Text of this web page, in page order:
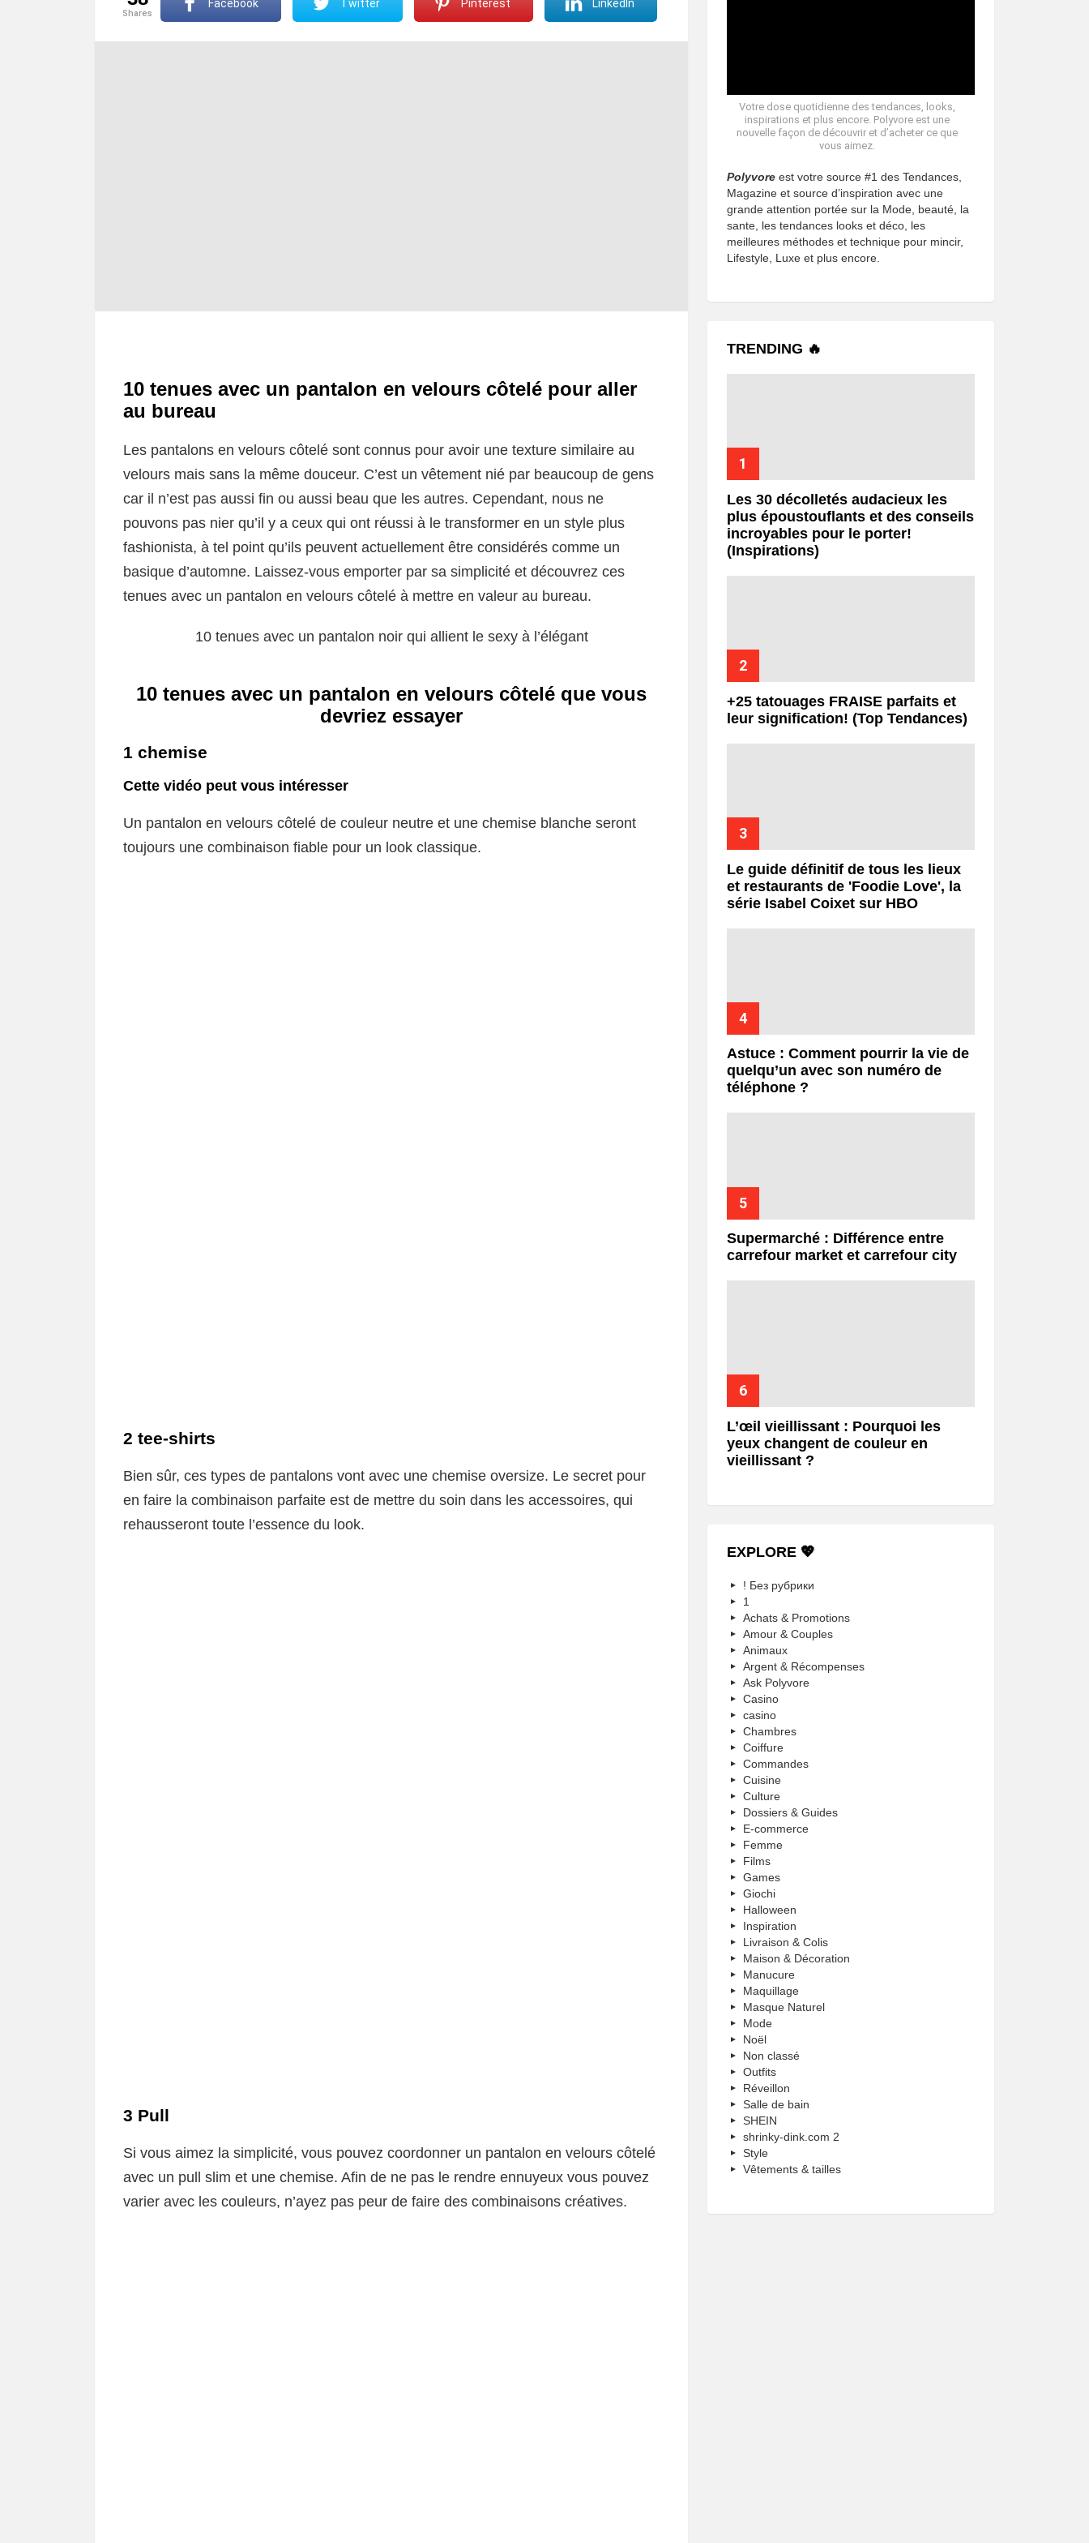
shares
Facebook Twitter Pinterest LinkedIn
10 tenues avec un pantalon en velours côtelé pour aller
au bureau
Les pantalons en velours côtelé sont connus pour avoir une texture similaire au
velours mais sans la même douceur. C’est un vêtement nié par beaucoup de gens
car il n’est pas aussi fin ou aussi beau que les autres. Cependant, nous ne
pouvons pas nier qu’il y a ceux qui ont réussi à le transformer en un style plus
fashionista, à tel point qu’ils peuvent actuellement être considérés comme un
basique d’automne. Laissez-vous emporter par sa simplicité et découvrez ces
tenues avec un pantalon en velours côtelé à mettre en valeur au bureau.
10 tenues avec un pantalon noir qui allient le sexy à l’élégant
10 tenues avec un pantalon en velours côtelé que vous
devriez essayer
1 chemise
Cette vidéo peut vous intéresser
Un pantalon en velours côtelé de couleur neutre et une chemise blanche seront
toujours une combinaison fiable pour un look classique.
2 tee-shirts
Bien sûr, ces types de pantalons vont avec une chemise oversize. Le secret pour
en faire la combinaison parfaite est de mettre du soin dans les accessoires, qui
rehausseront toute l’essence du look.
3 Pull
Si vous aimez la simplicité, vous pouvez coordonner un pantalon en velours côtelé
avec un pull slim et une chemise. Afin de ne pas le rendre ennuyeux vous pouvez
varier avec les couleurs, n’ayez pas peur de faire des combinaisons créatives.
Votre dose quotidienne des tendances, looks,
inspirations et plus encore. Polyvore est une
nouvelle façon de découvrir et d’acheter ce que
vous aimez.
Polyvore est votre source #1 des Tendances,
Magazine et source d’inspiration avec une
grande attention portée sur la Mode, beauté, la
sante, les tendances looks et déco, les
meilleures méthodes et technique pour mincir,
Lifestyle, Luxe et plus encore.
TRENDING 🔥
Les 30 décolletés audacieux les
plus époustouflants et des conseils
incroyables pour le porter!
(Inspirations)
+25 tatouages ​​FRAISE parfaits et
leur signification! (Top Tendances)
Le guide définitif de tous les lieux
et restaurants de 'Foodie Love', la
série Isabel Coixet sur HBO
Astuce : Comment pourrir la vie de
quelqu’un avec son numéro de
téléphone ?
Supermarché : Différence entre
carrefour market et carrefour city
L’œil vieillissant : Pourquoi les
yeux changent de couleur en
vieillissant ?
EXPLORE 💖
! Без рубрики
1
Achats & Promotions
Amour & Couples
Animaux
Argent & Récompenses
Ask Polyvore
Casino
casino
Chambres
Coiffure
Commandes
Cuisine
Culture
Dossiers & Guides
E-commerce
Femme
Films
Games
Giochi
Halloween
Inspiration
Livraison & Colis
Maison & Décoration
Manucure
Maquillage
Masque Naturel
Mode
Noël
Non classé
Outfits
Réveillon
Salle de bain
SHEIN
shrinky-dink.com 2
Style
Vêtements & tailles